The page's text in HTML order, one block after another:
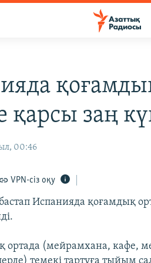
қарсы заң
00:46
VPN-сіз оқу
Испанияда қоғамдық
ортада (мейрамхана, кафе,